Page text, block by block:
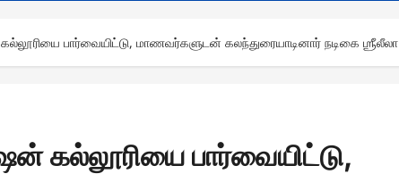
பார்வையிட்டு, மாணவர்களுடன் கலந்துரையாடினார் நடிகை ஶ்ரீலீலா
கல்லூரியை பார்வையிட்டு,